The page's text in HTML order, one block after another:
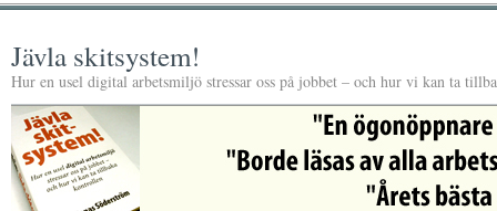
Jävla skitsystem!
Hur en usel digital arbetsmiljö stressar oss på jobbet – och hur vi kan ta